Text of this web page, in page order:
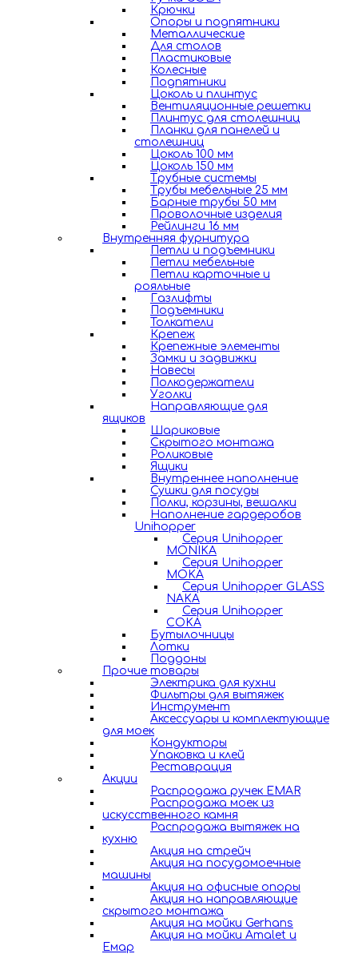
Крючки
Опоры и подпятники
Металлические
Для столов
Пластиковые
Колесные
Подпятники
Цоколь и плинтус
Вентиляционные решетки
Плинтус для столешниц
Планки для панелей и
столешниц
Цоколь 100 мм
Цоколь 150 мм
Трубные системы
Трубы мебельные 25 мм
Барные трубы 50 мм
Проволочные изделия
Рейлинги 16 мм
Внутренняя фурнитура
Петли и подъемники
Петли мебельные
Петли карточные и
рояльные
Газлифты
Подъемники
Толкатели
Крепеж
Крепежные элементы
Замки и задвижки
Навесы
Полкодержатели
Уголки
Направляющие для
ящиков
Шариковые
Скрытого монтажа
Роликовые
Ящики
Внутреннее наполнение
Сушки для посуды
Полки, корзины, вешалки
Наполнение гардеробов
Unihopper
Серия Unihopper
MONIKA
Серия Unihopper
MOKA
Серия Unihopper GLASS
NAKA
Серия Unihopper
COKA
Бутылочницы
Лотки
Поддоны
Прочие товары
Электрика для кухни
Фильтры для вытяжек
Инструмент
Аксессуары и комплектующие
для моек
Кондукторы
Упаковка и клей
Реставрация
Акции
Распродажа ручек EMAR
Распродажа моек из
искусственного камня
Распродажа вытяжек на
кухню
Акция на стрейч
Акция на посудомоечные
машины
Акция на офисные опоры
Акция на направляющие
скрытого монтажа
Акция на мойки Gerhans
Акция на мойки Amalet и
Емар